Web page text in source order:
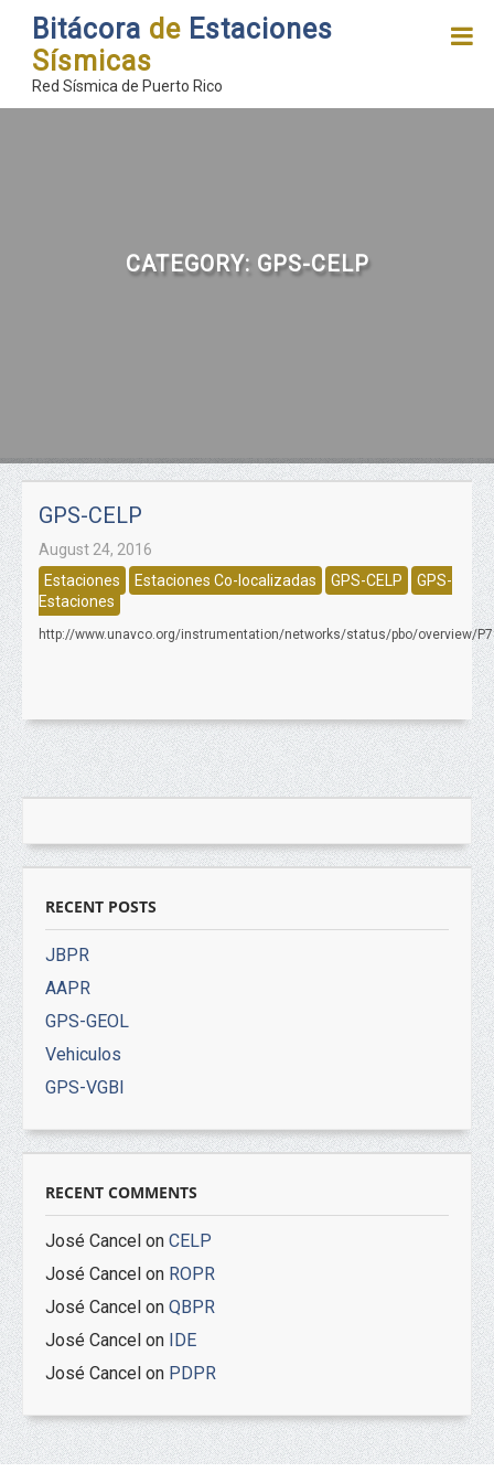
Bitácora de Estaciones
Sísmicas
Red Sísmica de Puerto Rico
CATEGORY: GPS-CELP
GPS-CELP
August 24, 2016
Estaciones
Estaciones Co-localizadas GPS-CELP
GPS-
Estaciones
http://www.unavco.org/instrumentation/networks/status/pbo/overview/
RECENT POSTS
JBPR
AAPR
GPS-GEOL
Vehiculos
GPS-VGBI
RECENT COMMENTS
José Cancel on CELP
José Cancel on ROPR
José Cancel on QBPR
José Cancel on IDE
José Cancel on PDPR